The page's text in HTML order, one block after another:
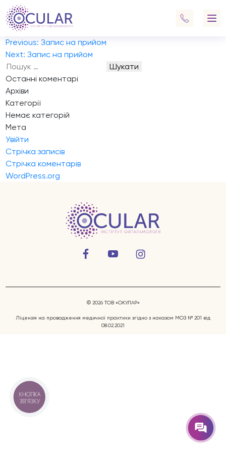
Захворювання очей
Запис на прийом
Хотела бы провести диагностику 3 людям: мужчина 77
лет, женщина 74 года, ребенок 8 лет
Навігація
записів
Previous: Запис на прийом
Next: Запис на прийом
Пошук:
Останні коментарі
Архіви
Категорії
Немає категорій
Мета
Увійти
Стрічка записів
Стрічка коментарів
WordPress.org
© 2026 ТОВ «ОКУЛАР»
Ліцензія на провадження медичної практики згідно з наказом МОЗ № 201 від
08.02.2021
КНОПКА
ЗВ'ЯЗКУ